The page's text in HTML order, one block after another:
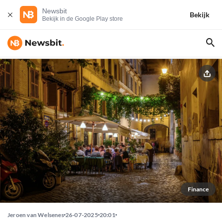
Newsbit
Bekijk in de Google Play store
Bekijk
Finance
Jeroen van Welsenes 26-07-2025 20:01